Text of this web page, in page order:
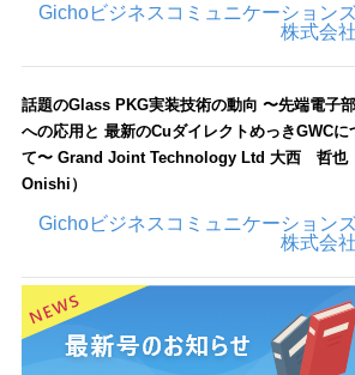
Gichoビジネスコミュニケーション
株式会社
話題のGlass PKG実装技術の動向 〜先端電子
への応用と 最新のCuダイレクトめっきGWCに
て〜 Grand Joint Technology Ltd 大西 哲也
Onishi）
Gichoビジネスコミュニケーション
株式会社